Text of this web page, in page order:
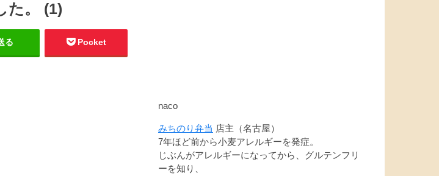
た。 (1)
る Pocket
naco
みちのり弁当 店主（名古屋）
7年ほど前から小麦アレルギーを発症。
じぶんがアレルギーになってから、グルテンフリ
ーを知り、